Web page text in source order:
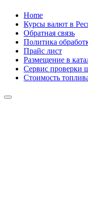
Skip
content
Home
Курсы валют в
Обратная связь
Политика
Прайс лист
Размещение в
Сервис проверки
Стоимость